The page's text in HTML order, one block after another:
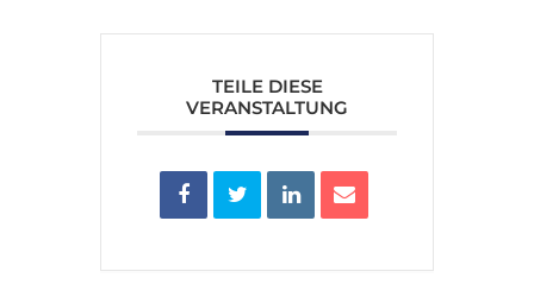
TEILE DIESE
VERANSTALTUNG